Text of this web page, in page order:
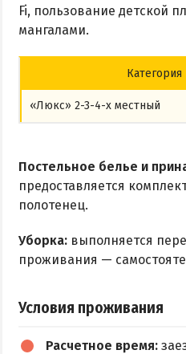
Fi, пользование детской
мангалами.
Категория
«Люкс» 2-3-4-х местный
Постельное белье и
предоставляется
полотенец.
Уборка: выполняется
проживания —
Условия проживания
Расчетное время: